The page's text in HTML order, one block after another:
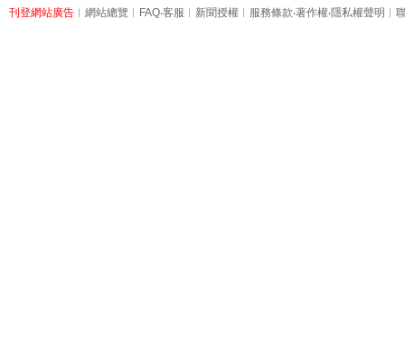
刊登網站廣告 ︱ 網站總覽 ︱ FAQ‧客服 ︱ 新聞授權 ︱ 服務條款‧著作權‧隱私權聲明 ︱